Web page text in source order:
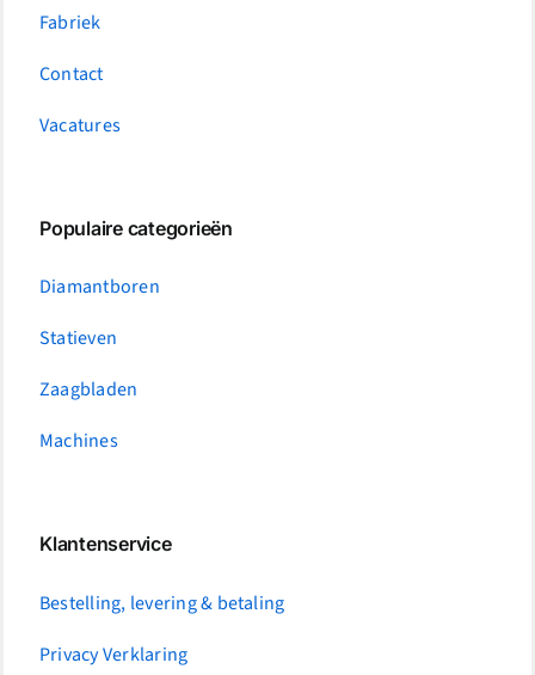
Fabriek
Contact
Vacatures
Populaire categorieën
Diamantboren
Statieven
Zaagbladen
Machines
Klantenservice
Bestelling, levering & betaling
Privacy Verklaring